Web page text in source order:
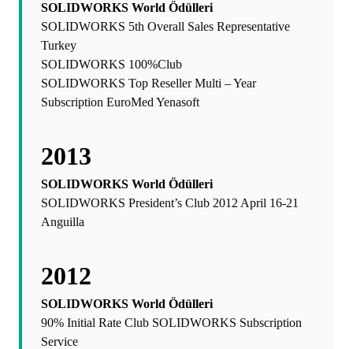
SOLIDWORKS World Ödülleri
SOLIDWORKS 5th Overall Sales Representative
Turkey
SOLIDWORKS 100%Club
SOLIDWORKS Top Reseller Multi – Year
Subscription EuroMed Yenasoft
2013
SOLIDWORKS World Ödülleri
SOLIDWORKS President’s Club 2012 April 16-21
Anguilla
2012
SOLIDWORKS World Ödülleri
90% Initial Rate Club SOLIDWORKS Subscription
Service